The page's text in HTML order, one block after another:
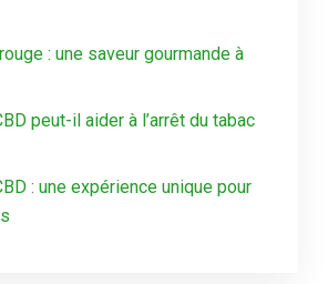
: une saveur gourmande à
peut-il aider à l’arrêt du tabac
: une expérience unique pour